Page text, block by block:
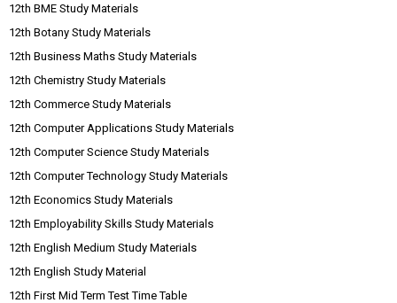
12th BME Study Materials
12th Botany Study Materials
12th Business Maths Study Materials
12th Chemistry Study Materials
12th Commerce Study Materials
12th Computer Applications Study Materials
12th Computer Science Study Materials
12th Computer Technology Study Materials
12th Economics Study Materials
12th Employability Skills Study Materials
12th English Medium Study Materials
12th English Study Material
12th First Mid Term Test Time Table